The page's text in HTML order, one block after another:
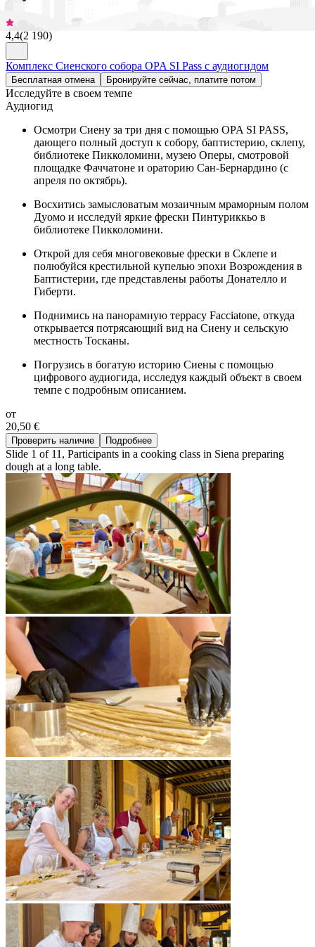
4,4(2 190)
Комплекс Сиенского собора OPA SI Pass с аудиогидом
Бесплатная отмена Бронируйте сейчас, платите потом
Исследуйте в своем темпе
Аудиогид
Осмотри Сиену за три дня с помощью OPA SI PASS,
дающего полный доступ к собору, баптистерию, склепу,
библиотеке Пикколомини, музею Оперы, смотровой
площадке Фаччатоне и ораторию Сан-Бернардино (с
апреля по октябрь).
Восхитись замысловатым мозаичным мраморным полом
Дуомо и исследуй яркие фрески Пинтуриккьо в
библиотеке Пикколомини.
Открой для себя многовековые фрески в Склепе и
полюбуйся крестильной купелью эпохи Возрождения в
Баптистерии, где представлены работы Донателло и
Гиберти.
Поднимись на панорамную террасу Facciatone, откуда
открывается потрясающий вид на Сиену и сельскую
местность Тосканы.
Погрузись в богатую историю Сиены с помощью
цифрового аудиогида, исследуя каждый объект в своем
темпе с подробным описанием.
от
20,50 €
Проверить наличие Подробнее
Slide 1 of 11, Participants in a cooking class in Siena preparing
dough at a long table.